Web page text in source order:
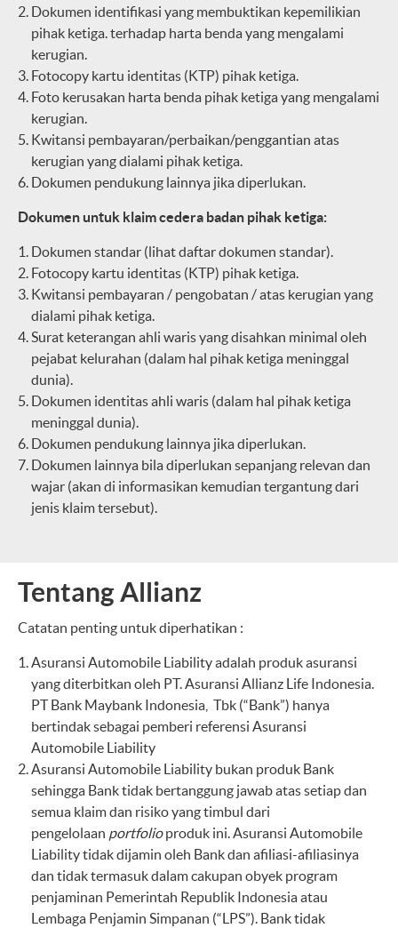
Dokumen identifikasi yang membuktikan kepemilikian
pihak ketiga. terhadap harta benda yang mengalami
kerugian.
Fotocopy kartu identitas (KTP) pihak ketiga.
Foto kerusakan harta benda pihak ketiga yang mengalami
kerugian.
Kwitansi pembayaran/perbaikan/penggantian atas
kerugian yang dialami pihak ketiga.
Dokumen pendukung lainnya jika diperlukan.
Dokumen untuk klaim cedera badan pihak ketiga:
Dokumen standar (lihat daftar dokumen standar).
Fotocopy kartu identitas (KTP) pihak ketiga.
Kwitansi pembayaran / pengobatan / atas kerugian yang
dialami pihak ketiga.
Surat keterangan ahli waris yang disahkan minimal oleh
pejabat kelurahan (dalam hal pihak ketiga meninggal
dunia).
Dokumen identitas ahli waris (dalam hal pihak ketiga
meninggal dunia).
Dokumen pendukung lainnya jika diperlukan.
Dokumen lainnya bila diperlukan sepanjang relevan dan
wajar (akan di informasikan kemudian tergantung dari
jenis klaim tersebut).
Tentang Allianz
Catatan penting untuk diperhatikan :
Asuransi Automobile Liability adalah produk asuransi
yang diterbitkan oleh PT. Asuransi Allianz Life Indonesia.
PT Bank Maybank Indonesia, Tbk (“Bank”) hanya
bertindak sebagai pemberi referensi Asuransi
Automobile Liability
Asuransi Automobile Liability bukan produk Bank
sehingga Bank tidak bertanggung jawab atas setiap dan
semua klaim dan risiko yang timbul dari
pengelolaan portfolioproduk ini. Asuransi Automobile
Liability tidak dijamin oleh Bank dan afiliasi-afiliasinya
dan tidak termasuk dalam cakupan obyek program
penjaminan Pemerintah Republik Indonesia atau
Lembaga Penjamin Simpanan (“LPS”). Bank tidak